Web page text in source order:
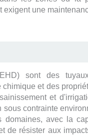
une
sont des
et des
et
contrainte
avec la
de résister aux